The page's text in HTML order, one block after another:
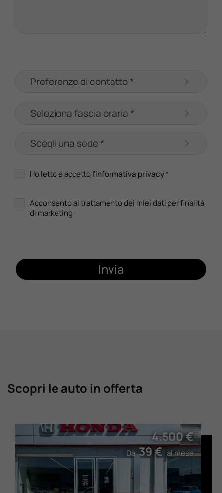
Ho letto e accettol'informativa privacy*
Acconsento al trattamento dei miei dati per finalità
di marketing
Invia
Scopri le auto in offerta
4.500 €
Da39 €al mese